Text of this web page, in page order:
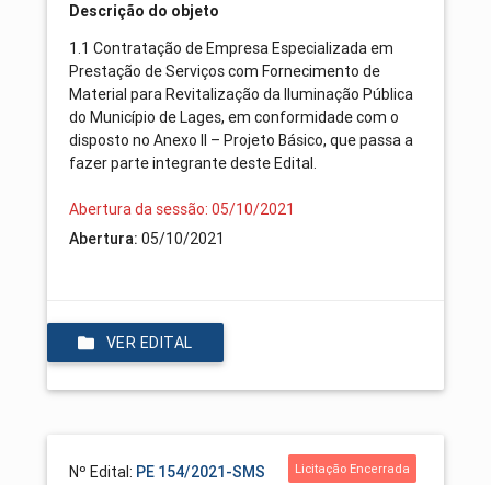
Descrição do objeto
1.1 Contratação de Empresa Especializada em
Prestação de Serviços com Fornecimento de
Material para Revitalização da Iluminação Pública
do Município de Lages, em conformidade com o
disposto no Anexo II – Projeto Básico, que passa a
fazer parte integrante deste Edital.
Abertura da sessão: 05/10/2021
Abertura: 05/10/2021
VER EDITAL
Nº Edital: PE 154/2021-SMS Licitação Encerrada